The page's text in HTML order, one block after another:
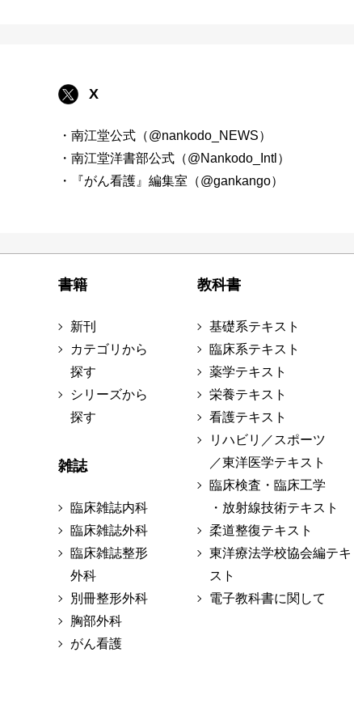
X
・南江堂公式（@nankodo_NEWS）
・南江堂洋書部公式（@Nankodo_Intl）
・『がん看護』編集室（@gankango）
書籍
新刊
カテゴリから
探す
シリーズから
探す
雑誌
臨床雑誌内科
臨床雑誌外科
臨床雑誌整形
外科
別冊整形外科
胸部外科
がん看護
教科書
基礎系テキスト
臨床系テキスト
薬学テキスト
栄養テキスト
看護テキスト
リハビリ／スポーツ
／東洋医学テキスト
臨床検査・臨床工学
・放射線技術テキスト
柔道整復テキスト
東洋療法学校協会編テキ
スト
電子教科書に関して